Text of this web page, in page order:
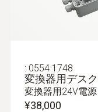
: 0554 1748
変換器用デス
変換器用24V電源
¥38,000